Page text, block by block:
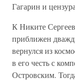
Гагарин и цензура
К Никите
приближен
вернулся из
в его честь с
Островским.